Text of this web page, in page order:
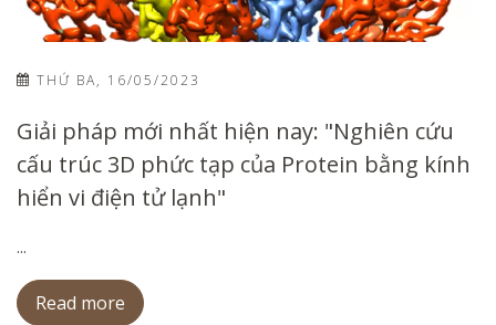
THỨ BA, 16/05/2023
Giải pháp mới nhất hiện nay: "Nghiên cứu
cấu trúc 3D phức tạp của Protein bằng kính
hiển vi điện tử lạnh"
...
Read more